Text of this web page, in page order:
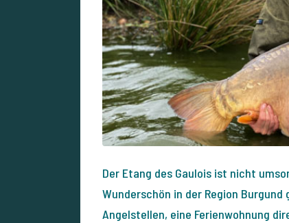
Der Etang des Gaulois ist nicht
Wunderschön in der Region
Angelstellen, eine Ferienwohnung